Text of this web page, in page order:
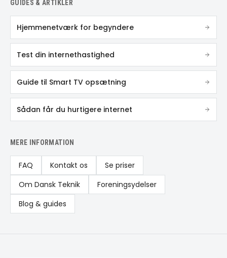
GUIDES & ARTIKLER
Hjemmenetværk for begyndere
Test din internethastighed
Guide til Smart TV opsætning
Sådan får du hurtigere internet
MERE INFORMATION
FAQ Kontakt os
Se priser
Om Dansk Teknik
Foreningsydelser
Blog & guides